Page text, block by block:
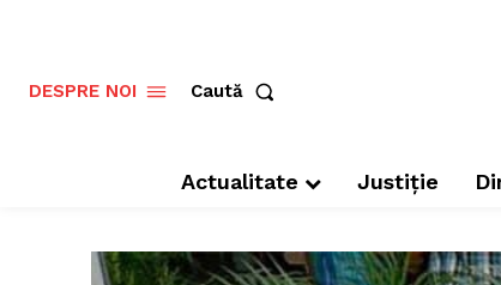
DESPRE NOI Caută
Actualitate Justiție